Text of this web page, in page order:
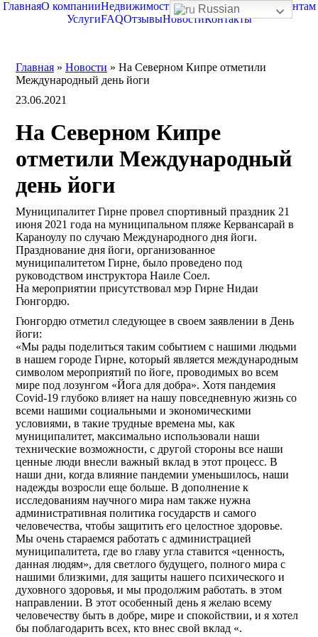
ГлавнаяО компанииНедвижимость О Северном Кипре
Клиентам
УслугиFAQОтзывыНовостиКонтакты
Главная » Новости » На Северном Кипре отметили
Международный день йоги
23.06.2021
На Северном Кипре
отметили Международный
день йоги
Муниципалитет Гирне провел спортивный праздник 21
июня 2021 года на муниципальном пляже Кервансарай в
Караноулу по случаю Международного дня йоги.
Празднование дня йоги, организованное
муниципалитетом Гирне, было проведено под
руководством инструктора Наиле Соел.
На мероприятии присутствовал мэр Гирне Нидаи
Гюнгордю.
Гюнгордю отметил следующее в своем заявлении в День
йоги:
«Мы рады поделиться таким событием с нашими людьми
в нашем городе Гирне, который является международным
символом мероприятий по йоге, проводимых во всем
мире под лозунгом «Йога для добра». Хотя пандемия
Covid-19 глубоко влияет на нашу повседневную жизнь со
всеми нашими социальными и экономическими
условиями, в такие трудные времена мы, как
муниципалитет, максимально использовали наши
технические возможности, с другой стороны все наши
ценные люди внесли важный вклад в этот процесс. В
наши дни, когда влияние пандемии уменьшилось, наши
надежды возросли еще больше. В дополнение к
исследованиям научного мира нам также нужна
административная политика государств и самого
человечества, чтобы защитить его целостное здоровье.
Мы очень стараемся работать с администрацией
муниципалитета, где во главу угла ставится «ценность,
данная людям», для светлого будущего, полного мира с
нашими близкими, для защиты нашего психического и
духовного здоровья, и мы продолжим работать. в этом
направлении. В этот особенный день я желаю всему
человечеству быть в добре, мире и спокойствии, и я хотел
бы поблагодарить всех, кто внес свой вклад «.
Russian